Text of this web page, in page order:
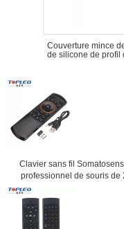
Couverture mince
de silicone de profil
Clavier sans fil
professionnel de souris de
gigahertz Fly Air de la
catégorie X6 6-Axis de